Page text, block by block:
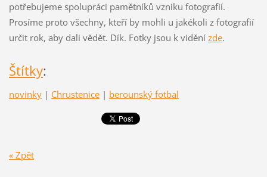
potřebujeme spolupráci pamětníků vzniku fotografií.
Prosíme proto všechny, kteří by mohli u jakékoli z fotografií
určit rok, aby dali vědět. Dík. Fotky jsou k vidění zde.
Štítky:
novinky | Chrustenice | berounský fotbal
« Zpět